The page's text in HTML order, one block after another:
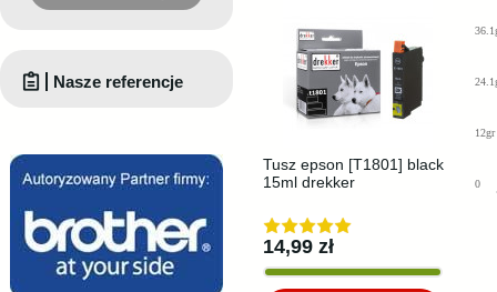
Tusz epson [T1801] black
15ml drekker
14,99 zł
12gr
0
Nasze referencje